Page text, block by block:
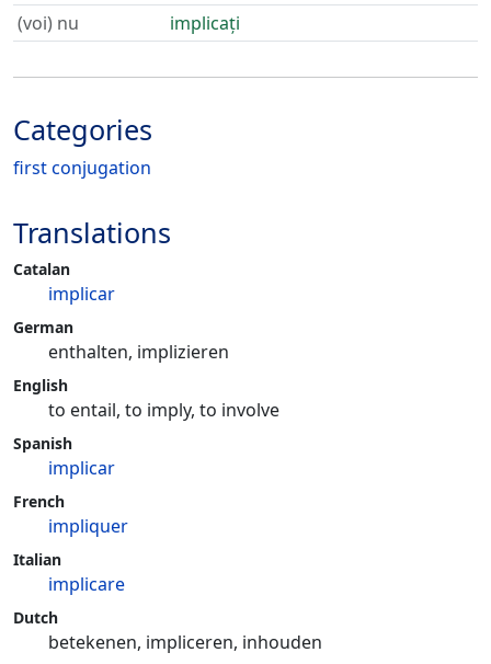
(voi) nu
implicați
Categories
first conjugation
Translations
Catalan
implicar
German
enthalten, implizieren
English
to entail, to imply, to involve
Spanish
implicar
French
impliquer
Italian
implicare
Dutch
betekenen, impliceren, inhouden